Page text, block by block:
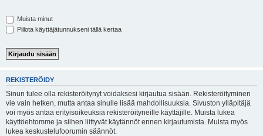
Muista minut
Piilota käyttäjätunnukseni tällä kertaa
REKISTERÖIDY
Sinun tulee olla rekisteröitynyt voidaksesi kirjautua sisään. Rekisteröityminen
vie vain hetken, mutta antaa sinulle lisää mahdollisuuksia. Sivuston ylläpitäjä
voi myös antaa erityisoikeuksia rekisteröityneille käyttäjille. Muista lukea
käyttöehtomme ja siihen liittyvät käytännöt ennen kirjautumista. Muista myös
lukea keskustelufoorumin säännöt.